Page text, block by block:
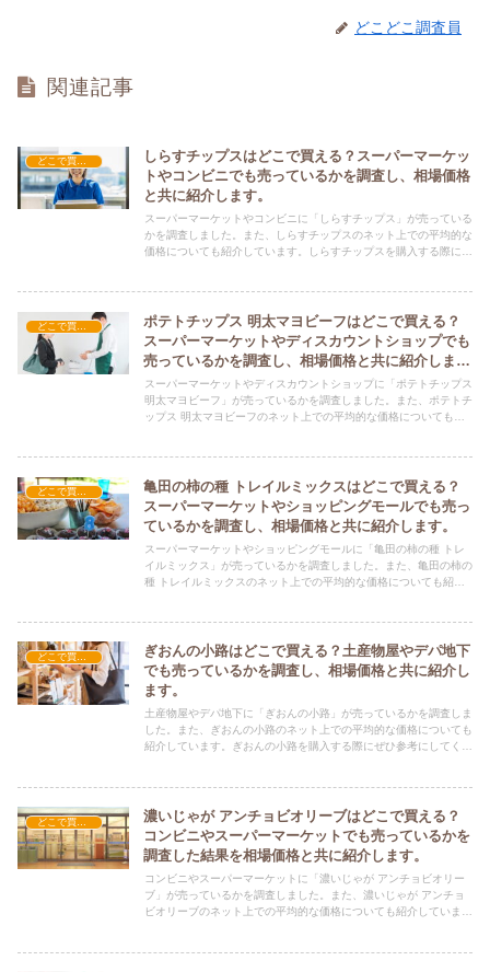
どこどこ調査員
関連記事
しらすチップスはどこで買える？スーパーマーケッ
トやコンビニでも売っているかを調査し、相場価格
と共に紹介します。
スーパーマーケットやコンビニに「しらすチップス」が売っている
かを調査しました。また、しらすチップスのネット上での平均的な
価格についても紹介しています。しらすチップスを購入する際にぜ
ポテトチップス 明太マヨビーフはどこで買える？
スーパーマーケットやディスカウントショップでも
売っているかを調査し、相場価格と共に紹介しま
す。
スーパーマーケットやディスカウントショップに「ポテトチップス
明太マヨビーフ」が売っているかを調査しました。また、ポテトチ
ップス 明太マヨビーフのネット上での平均的な価格についても紹
亀田の柿の種 トレイルミックスはどこで買える？
スーパーマーケットやショッピングモールでも売っ
ているかを調査し、相場価格と共に紹介します。
スーパーマーケットやショッピングモールに「亀田の柿の種 トレ
イルミックス」が売っているかを調査しました。また、亀田の柿の
種 トレイルミックスのネット上での平均的な価格についても紹介
ぎおんの小路はどこで買える？土産物屋やデパ地下
でも売っているかを調査し、相場価格と共に紹介し
ます。
土産物屋やデパ地下に「ぎおんの小路」が売っているかを調査しま
した。また、ぎおんの小路のネット上での平均的な価格についても
紹介しています。ぎおんの小路を購入する際にぜひ参考にしてくだ
濃いじゃが アンチョビオリーブはどこで買える？
コンビニやスーパーマーケットでも売っているかを
調査した結果を相場価格と共に紹介します。
コンビニやスーパーマーケットに「濃いじゃが アンチョビオリー
ブ」が売っているかを調査しました。また、濃いじゃが アンチョ
ビオリーブのネット上での平均的な価格についても紹介していま